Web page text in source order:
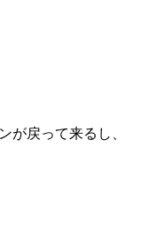
が戻って来るし、